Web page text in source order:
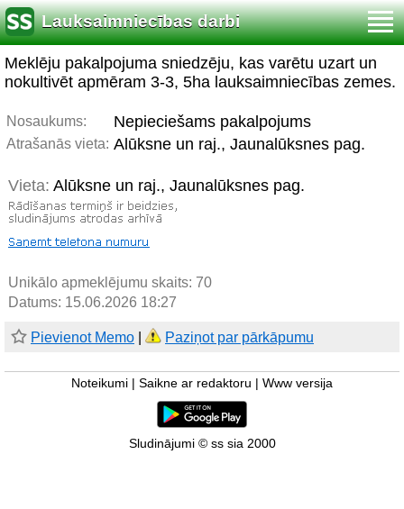
Lauksaimniecības darbi
Meklēju pakalpojuma sniedzēju, kas varētu uzart un
nokultivēt apmēram 3-3, 5ha lauksaimniecības zemes.
Nosaukums: Nepieciešams pakalpojums
Atrašanās vieta: Alūksne un raj., Jaunalūksnes pag.
Vieta: Alūksne un raj., Jaunalūksnes pag.
Unikālo apmeklējumu skaits: 70
Datums: 15.06.2026 18:27
Pievienot Memo Paziņot par pārkāpumu
Noteikumi Saikne ar redaktoru Www versija
Sludinājumi © ss sia 2000